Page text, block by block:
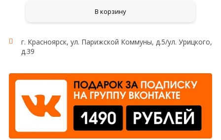
В корзину
Рекомендации для сбора и сдачи анализа
Сбор мочи проводят после тщательного туалета
антисептиков. Женщинам не рекомендуется
сдавать анализ мочи во время менструации. Мочу
для исследования собирают на протяжении суток
(24 ч), в том числе и в ночное время. Сразу после
пробуждения (в 6-8 часов утра) пациент мочится в
унитаз (первая утренняя порция для исследования
не учитывается!). В даль­нейшем в течение суток
г. Красноярск, ул. Парижской Коммуны, д.5/ул. Урицкого,
д.39